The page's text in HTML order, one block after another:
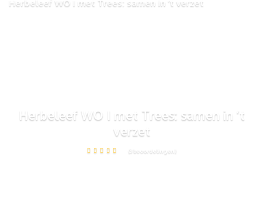
Herbeleef WO I met Trees: samen in ’t verzet
Herbeleef WO I met Trees: samen in ’t
verzet
(3 beoordelingen)